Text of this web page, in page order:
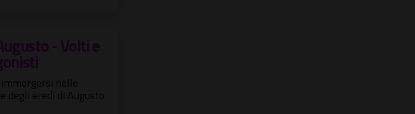
- Volti e
nelle
degli eredi di Augusto